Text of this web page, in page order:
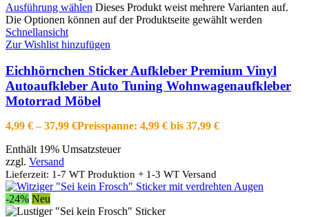
Ausführung wählen Dieses Produkt weist mehrere Varianten auf.
Die Optionen können auf der Produktseite gewählt werden
Schnellansicht
Zur Wishlist hinzufügen
Eichhörnchen Sticker Aufkleber Premium Vinyl
Autoaufkleber Auto Tuning Wohnwagenaufkleber
Motorrad Möbel
4,99 € –37,99 €Preisspanne: 4,99 € bis 37,99 €
Enthält 19% Umsatzsteuer
zzgl. Versand
Lieferzeit: 1-7 WT Produktion + 1-3 WT Versand
-24% Neu